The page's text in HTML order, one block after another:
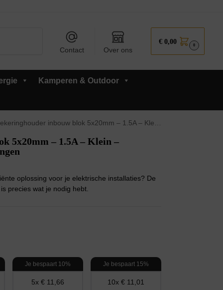
Contact Over ons
€ 0,00 0
Kamperen & Outdoor
inbouw blok 5x20mm – 1.5A – Klein – T(traag) – inclusief 5x Glaszekeringen
5x20mm – 1.5A – Klein –
oplossing voor je elektrische installaties? De
precies wat je nodig hebt.
Je bespaart 10%
5x € 11,66
Je bespaart 15%
10x € 11,01